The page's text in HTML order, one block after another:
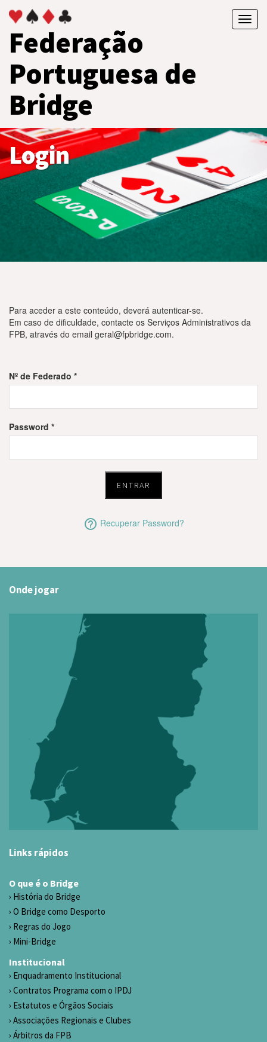
Federação
Portuguesa de
Bridge
Login
Para aceder a este conteúdo, deverá autenticar-se.
Em caso de dificuldade, contacte os Serviços Administrativos da
FPB, através do email geral@fpbridge.com.
Nº de Federado *
Password *
help_outline Recuperar Password?
Onde jogar
Links rápidos
O que é o Bridge
História do Bridge
O Bridge como Desporto
Regras do Jogo
Mini-Bridge
Institucional
Enquadramento Institucional
Contratos Programa com o IPDJ
Estatutos e Órgãos Sociais
Associações Regionais e Clubes
Árbitros da FPB